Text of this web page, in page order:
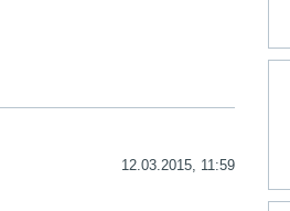
12.03.2015, 11:59